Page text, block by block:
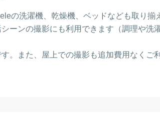
の洗濯機、乾燥機、ベッドなども取り揃
ーンの撮影にも利用できます（調理や洗
。また、屋上での撮影も追加費用なくご